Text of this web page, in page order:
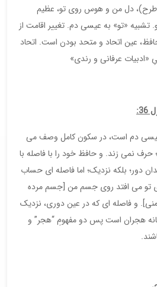
طرح)، دل من و هوس روی تو، عظیم
تشبیه «تو» به عیسی دم. تغییر اقامت از
عین اتحاد و متحد بودن است. اتحاد
«ادبیات عرفانی و رندی»
عیسی دم است، در سکون کامل وصف می
نمی زند. و حافظ خود را با فاصله با
دور؛ بلکه نزدیک؛ اما فاصله ای حساب
ی تو می افتد روی جسم من [جسم مرده
و فاصله ای که در عین دوری، نزدیک
هجران است پس دو مفهومِ “هجر” و